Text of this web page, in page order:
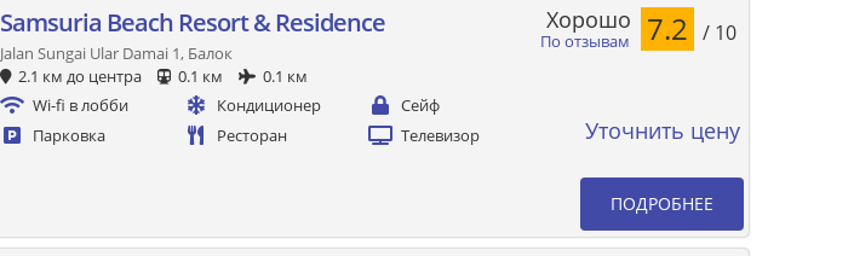
Samsuria Beach Resort & Residence
Jalan Sungai Ular Damai 1, Балок
2.1 км до центра
0.1 км
0.1 км
Wi-fi в лобби
Кондиционер
Сейф
Парковка
Ресторан Телевизор
По отзывам
Хорошо 7.2 / 10
Уточнить цену
ПОДРОБНЕЕ